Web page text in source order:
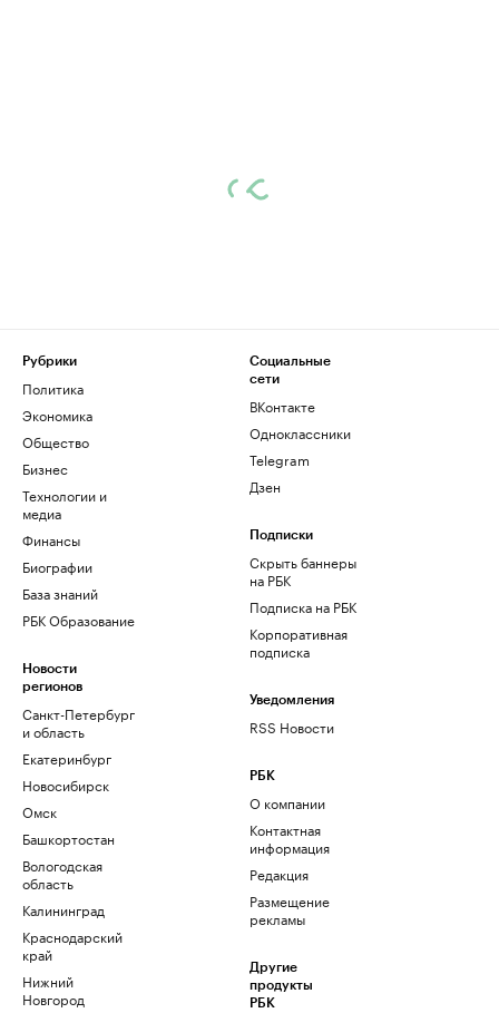
Рубрики
Политика
Экономика
Общество
Бизнес
Технологии и
медиа
Финансы
Биографии
База знаний
РБК Образование
Новости
регионов
Санкт-Петербург
и область
Екатеринбург
Новосибирск
Омск
Башкортостан
Вологодская
область
Калининград
Краснодарский
край
Нижний
Новгород
Социальные
сети
ВКонтакте
Одноклассники
Telegram
Дзен
Подписки
Скрыть баннеры
на РБК
Подписка на РБК
Корпоративная
подписка
Уведомления
RSS Новости
РБК
О компании
Контактная
информация
Редакция
Размещение
рекламы
Другие
продукты
РБК